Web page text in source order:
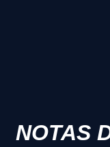
NOTAS